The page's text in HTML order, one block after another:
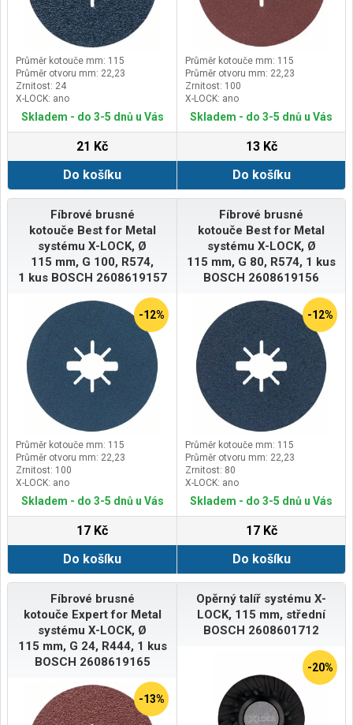
Průměr kotouče mm: 115
Průměr otvoru mm: 22,23
Zrnitost: 24
X-LOCK: ano
Skladem - do 3-5 dnů u Vás
21 Kč
Do košíku
Průměr kotouče mm: 115
Průměr otvoru mm: 22,23
Zrnitost: 100
X-LOCK: ano
Skladem - do 3-5 dnů u Vás
13 Kč
Do košíku
Fíbrové brusné
kotouče Best for Metal
systému X-LOCK, Ø
115 mm, G 100, R574,
1 kus BOSCH 2608619157
-12%
Průměr kotouče mm: 115
Průměr otvoru mm: 22,23
Zrnitost: 100
X-LOCK: ano
Skladem - do 3-5 dnů u Vás
17 Kč
Do košíku
Fíbrové brusné
kotouče Best for Metal
systému X-LOCK, Ø
115 mm, G 80, R574, 1 kus
BOSCH 2608619156
-12%
Průměr kotouče mm: 115
Průměr otvoru mm: 22,23
Zrnitost: 80
X-LOCK: ano
Skladem - do 3-5 dnů u Vás
17 Kč
Do košíku
Fíbrové brusné
kotouče Expert for Metal
systému X-LOCK, Ø
115 mm, G 24, R444, 1 kus
BOSCH 2608619165
-13%
Opěrný talíř systému X-
LOCK, 115 mm, střední
BOSCH 2608601712
-20%